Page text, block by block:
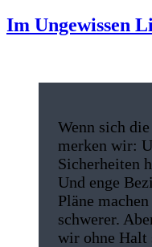
Im Ungewissen
Wenn sich
merken wir:
Sicherheiten
Und enge
Pläne
schwerer.
wir ohne Halt